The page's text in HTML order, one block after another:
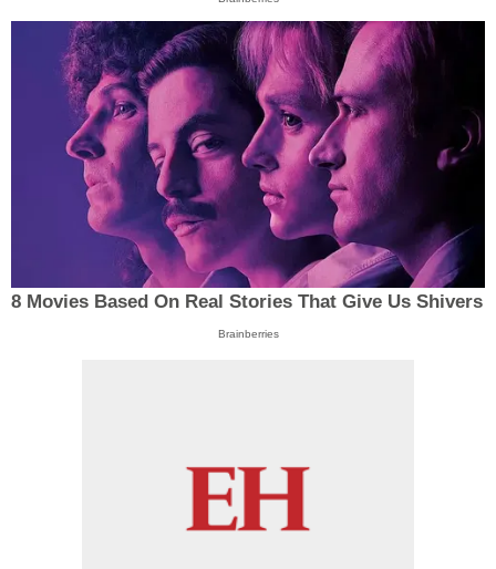
8 Movies Based On Real Stories That Give Us Shivers
Brainberries